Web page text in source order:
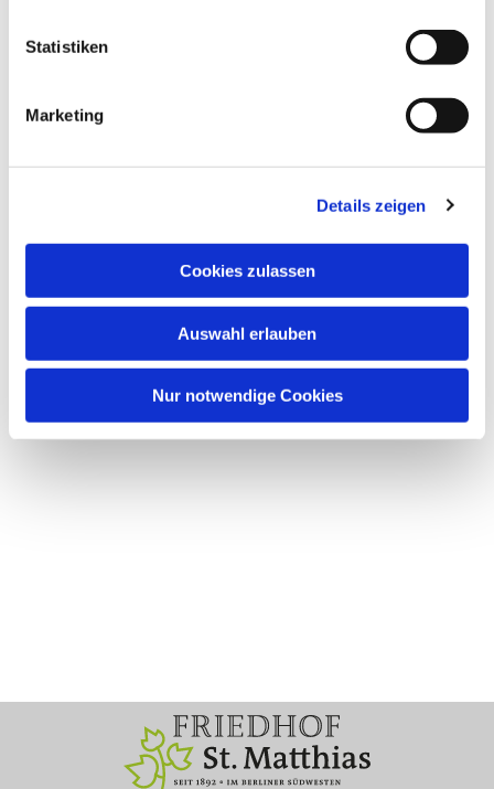
Statistiken
Marketing
Details zeigen
Cookies zulassen
Auswahl erlauben
Nur notwendige Cookies